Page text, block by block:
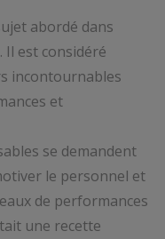
abordé dans
est considéré
incontournables
et
se demandent
le personnel et
de performances
une recette